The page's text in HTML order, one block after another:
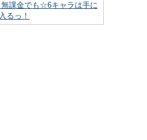
無課金でも☆6キャラは手に
入るっ！